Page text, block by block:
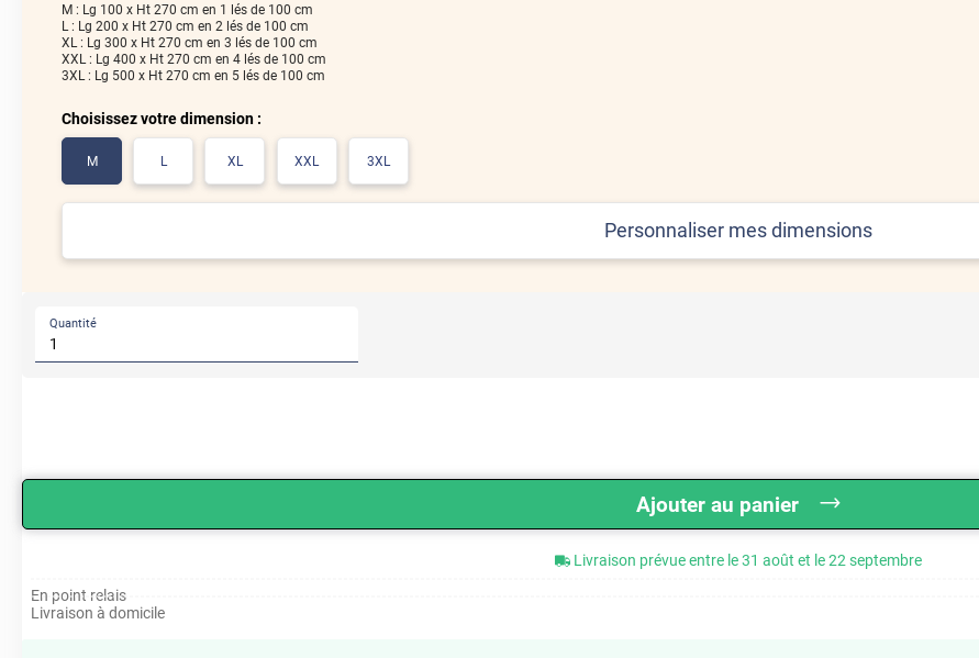
M : Lg 100 x Ht 270 cm en 1 lés de 100 cm
L : Lg 200 x Ht 270 cm en 2 lés de 100 cm
XL : Lg 300 x Ht 270 cm en 3 lés de 100 cm
XXL : Lg 400 x Ht 270 cm en 4 lés de 100 cm
3XL : Lg 500 x Ht 270 cm en 5 lés de 100 cm
Choisissez votre dimension :
M L XL XXL 3XL
Personnaliser mes dimensions
Quantité
Ajouter au panier
Livraison prévue entre le 31 août et le 22 septembre
En point relais
Livraison à domicile